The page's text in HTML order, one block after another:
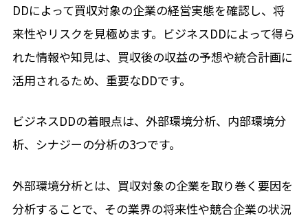
DDによって買収対象の企業の経営実態を確認し、将
来性やリスクを見極めます。ビジネスDDによって得ら
れた情報や知見は、買収後の収益の予想や統合計画に
活用されるため、重要なDDです。
ビジネスDDの着眼点は、外部環境分析、内部環境分
析、シナジーの分析の3つです。
外部環境分析とは、買収対象の企業を取り巻く要因を
分析することで、その業界の将来性や競合企業の状況